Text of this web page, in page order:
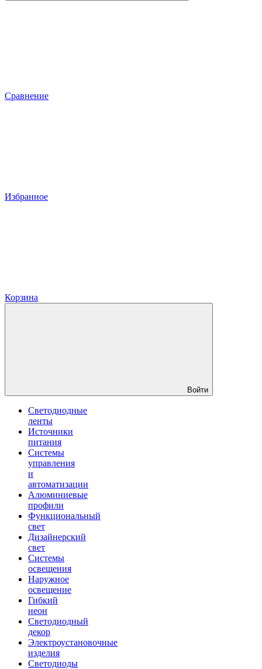
Сравнение
Избранное
Корзина
Войти
Светодиодные
ленты
Источники
питания
Системы
управления
и
автоматизации
Алюминиевые
профили
Функциональный
свет
Дизайнерский
свет
Системы
освещения
Наружное
освещение
Гибкий
неон
Светодиодный
декор
Электроустановочные
изделия
Светодиоды